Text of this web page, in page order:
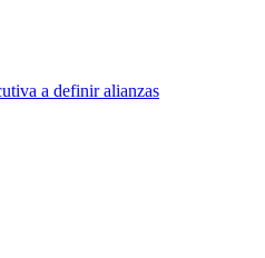
a definir alianzas